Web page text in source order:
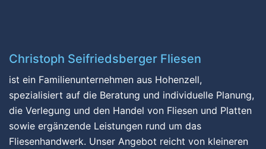
Christoph Seifriedsberger Fliesen
ist ein Familienunternehmen aus Hohenzell,
spezialisiert auf die Beratung und individuelle Planung,
die Verlegung und den Handel von Fliesen und Platten
sowie ergänzende Leistungen rund um das
Fliesenhandwerk. Unser Angebot reicht von kleineren